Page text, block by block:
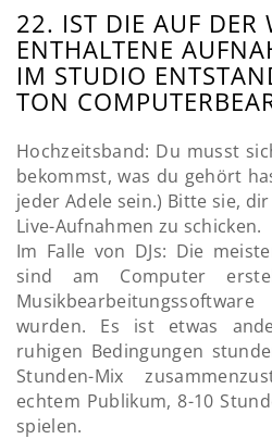
22. IST DIE AUF DER
ENTHALTENE
IM STUDIO
TON
Hochzeitsband: Du musst
bekommst, was du gehört
jeder Adele sein.) Bitte sie,
Live-Aufnahmen zu schicken.
Im Falle von DJs: Die
sind am Computer
wurden. Es ist etwas
ruhigen Bedingungen
Stunden-Mix
echtem Publikum, 8-10
spielen.